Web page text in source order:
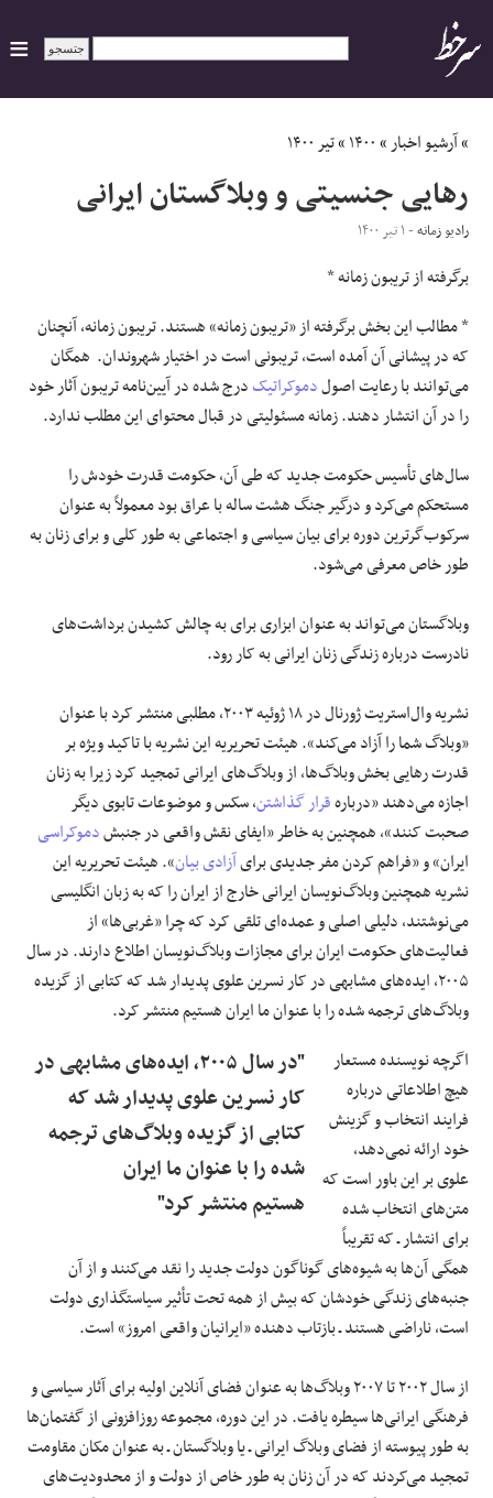
ایران
سیاسی
جهان
اجتماعی
حوادث
علوم و فن آوری
مقالات
»آرشیو اخبار»۱۴۰۰»تیر ۱۴۰۰
رهایی جنسیتی و وبلاگستان ایرانی
رادیو زمانه- ۱ تیر ۱۴۰۰
برگرفته از تریبون زمانه *
* مطالب این بخش برگرفته از «تریبون زمانه» هستند. تریبون زمانه، آنچنان
که در پیشانی آن آمده است، تریبونی است در اختیار شهروندان. همگان
می‌توانند با رعایت اصولدموکراتیکدرج شده در آیین‌نامه تریبون آثار خود
را در آن انتشار دهند. زمانه مسئولیتی در قبال محتوای این مطلب ندارد.
سال‌های تأسیس حکومت جدید که طی آن، حکومت قدرت خودش را
مستحکم می‌کرد و درگیر جنگ هشت ساله با عراق بود معمولاً به عنوان
سرکوب‌‌گرترین دوره برای بیان سیاسی و اجتماعی به طور کلی و برای زنان به
طور خاص معرفی می‌شود.
وبلاگستان می‌تواند به عنوان ابزاری برای به چالش کشیدن برداشت‌های
نادرست درباره زندگی زنان ایرانی به کار رود.
نشریه وال‌استریت ژورنال در ۱۸ ژوئیه ۲۰۰۳، مطلبی منتشر کرد با عنوان
«وبلاگ شما را آزاد می‌کند». هیئت تحریریه این نشریه با تاکید ویژه بر
قدرت رهایی بخش وبلاگ‌ها، از وبلاگ‌های ایرانی تمجید کرد زیرا به زنان
اجازه می‌دهند «دربارهقرار گذاشتن، سکس و موضوعات تابوی دیگر
صحبت کنند»، همچنین به خاطر «ایفای نقش واقعی در جنبشدموکراسی
ایران» و «فراهم کردن مفر جدیدی برایآزادی بیان». هیئت تحریریه این
نشریه همچنین وبلاگ‌نویسان ایرانی خارج از ایران را که به زبان انگلیسی
می‌نوشتند، دلیلی اصلی و عمده‌ای تلقی کرد که چرا «غربی‌ها» از
فعالیت‌های حکومت ایران برای مجازات وبلاگ‌نویسان اطلاع دارند. در سال
۲۰۰۵، ایده‌های مشابهی در کار نسرین علوی پدیدار شد که کتابی از گزیده
وبلاگ‌های ترجمه شده را با عنوان ما ایران هستیم منتشر کرد.
"در سال ۲۰۰۵، ایده‌های مشابهی در
کار نسرین علوی پدیدار شد که
کتابی از گزیده وبلاگ‌های ترجمه
شده را با عنوان ما ایران
هستیم منتشر کرد"
اگرچه نویسنده مستعار
هیچ اطلاعاتی درباره
فرایند انتخاب و گزینش
خود ارائه نمی‌دهد،
علوی بر این باور است که
متن‌های انتخاب شده
برای انتشار ـ که تقریباً
همگی آن‌ها به شیوه‌های گوناگون دولت جدید را نقد می‌کنند و از آن
جنبه‌های زندگی خودشان که بیش از همه تحت تأثیر سیاستگذاری دولت
است، ناراضی هستند ـ بازتاب دهنده‌ «ایرانیان واقعی امروز» است.
از سال ۲۰۰۲ تا ۲۰۰۷ وبلاگ‌ها به عنوان فضای آنلاین اولیه برای آثار سیاسی و
فرهنگی ایرانی‌ها سیطره یافت. در این دوره، مجموعه روزافزونی از گفتمان‌ها
به طور پیوسته از فضای وبلاگ ایرانی ـ یا وبلاگستان ـ به عنوان مکان مقاومت
تمجید می‌کردند که در آن زنان به طور خاص از دولت و از محدودیت‌های